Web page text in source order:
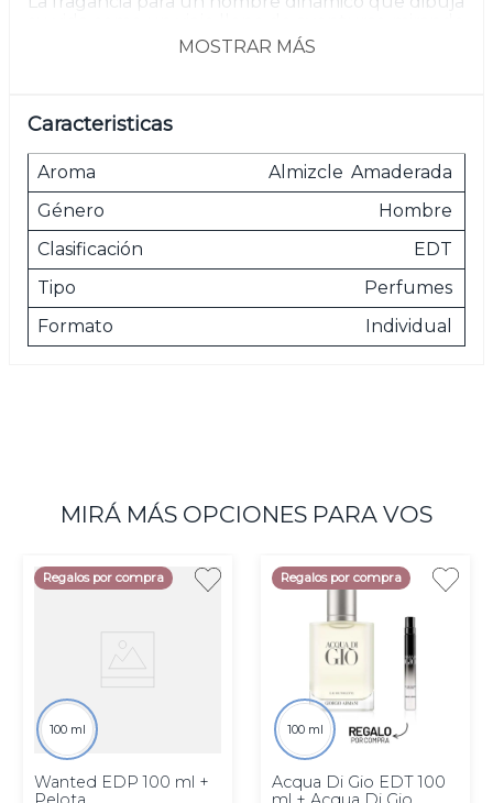
hacia adelante con confianza y entusiasmo.
MOSTRAR MÁS
Caracteristicas
Aroma Almizcle Amaderada
Género
Hombre
Clasificación
EDT
Tipo
Perfumes
Formato
Individual
MIRÁ MÁS OPCIONES PARA VOS
Regalos por compra
100 ml
Wanted EDP 100 ml +
Regalos por compra
100 ml
Acqua Di Gio EDT 100